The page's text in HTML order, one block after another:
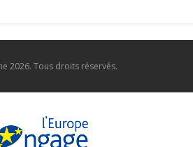
2026. Tous droits réservés.